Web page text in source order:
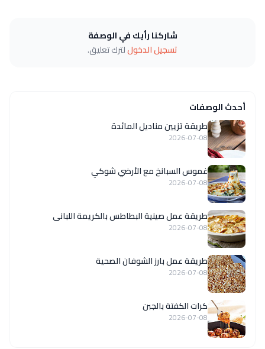
شاركنا رأيك في الوصفة
تسجيل الدخوللترك تعليق.
أحدث الوصفات
طريقة تزيين مناديل المائدة
2026-07-08
غموس السبانخ مع الأرضي شوكي
2026-07-08
طريقة عمل صينية البطاطس بالكريمة اللبانى
2026-07-08
طريقة عمل بارز الشوفان الصحية
2026-07-08
كرات الكفتة بالجبن
2026-07-08